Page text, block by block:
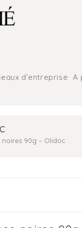
d’entreprise A
noires 90g – Olidoc